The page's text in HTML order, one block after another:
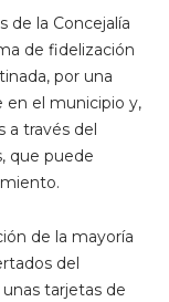
de la Concejalía
de fidelización
por una
en el municipio y,
a través del
que puede
de la mayoría
del
tarjetas de